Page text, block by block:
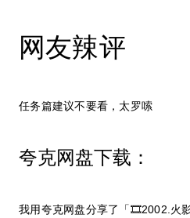
网友辣评
任务篇建议不要看，太罗嗦
夸克网盘下载：
我用夸克网盘分享了「🎞️2002.火